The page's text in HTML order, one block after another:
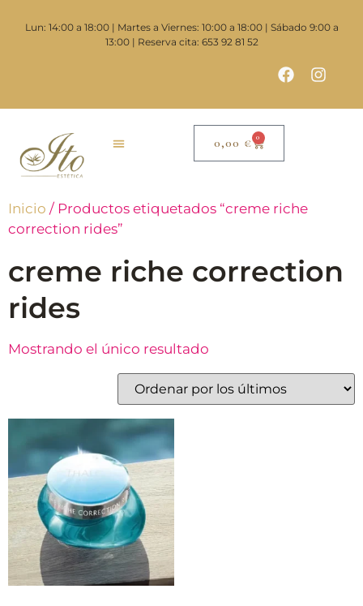
Lun: 14:00 a 18:00 | Martes a Viernes: 10:00 a 18:00 | Sábado 9:00 a
13:00 | Reserva cita: 653 92 81 52
0,00 € 0
Inicio / Productos etiquetados “creme riche
correction rides”
creme riche correction
rides
Mostrando el único resultado